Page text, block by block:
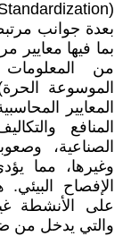
بعدة جوانب
من المعلومات
الموسوعة
المعايير
المنافع
الصناعية،
وغيرها، مما
الإفصاح
على الأنشطة
والتي يدخل من